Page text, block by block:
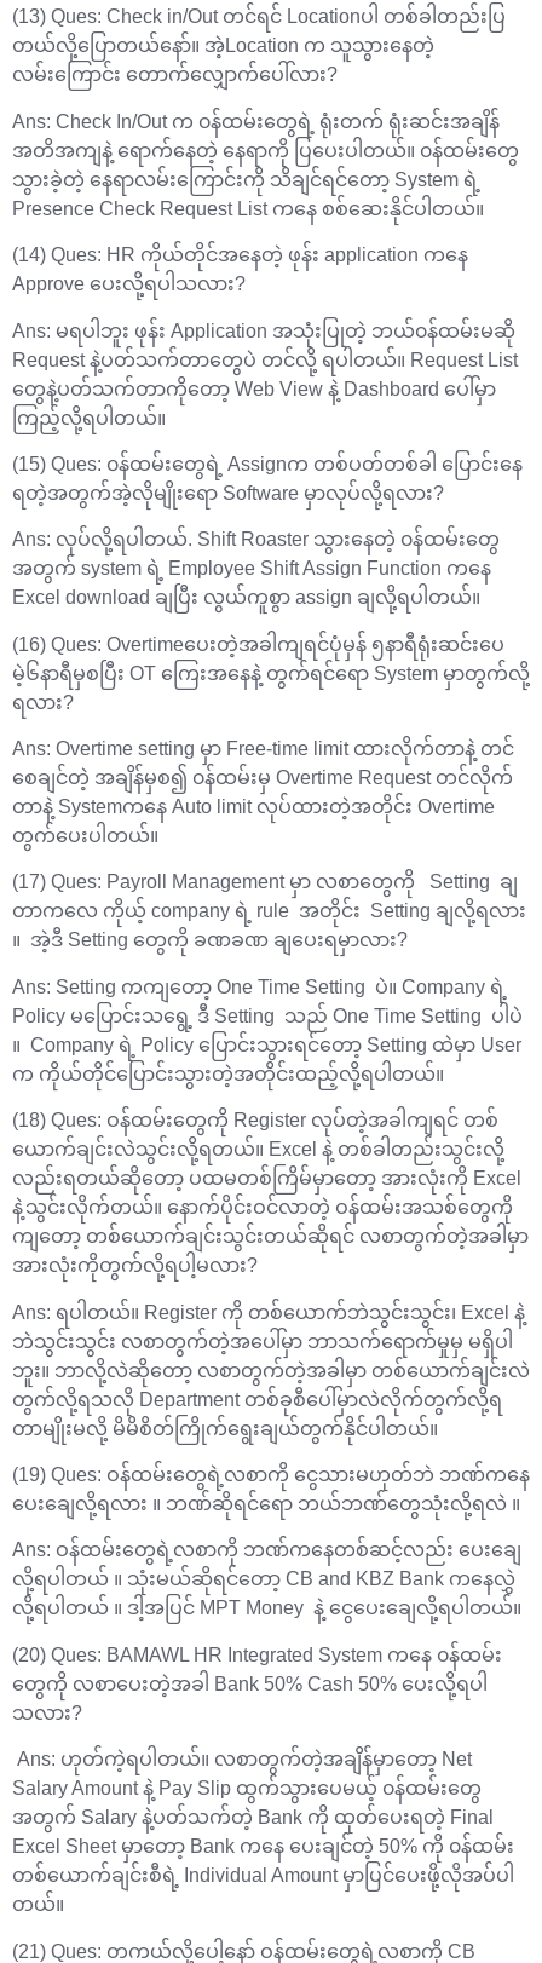
(13) Ques: Check in/Out တင်ရင် Locationပါ တစ်ခါတည်းပြ
တယ်လို့ပြောတယ်နော်။ အဲ့Location က သူသွားနေတဲ့
လမ်းကြောင်း တောက်လျှောက်ပေါ်လား?
Ans: Check In/Out က ၀န်ထမ်းတွေရဲ့ ရုံးတက် ရုံးဆင်းအချိန်
အတိအကျနဲ့ ရောက်နေတဲ့ နေရာကို ပြပေးပါတယ်။ ၀န်ထမ်းတွေ
သွားခဲ့တဲ့ နေရာလမ်းကြောင်းကို သိချင်ရင်တော့ System ရဲ့
Presence Check Request List ကနေ စစ်ဆေးနိုင်ပါတယ်။
(14) Ques: HR ကိုယ်တိုင်အနေတဲ့ ဖုန်း application ကနေ
Approve ပေးလို့ရပါသလား?
Ans: မရပါဘူး ဖုန်း Application အသုံးပြုတဲ့ ဘယ်၀န်ထမ်းမဆို
Request နဲ့ပတ်သက်တာတွေပဲ တင်လို့ ရပါတယ်။ Request List
တွေနဲ့ပတ်သက်တာကိုတော့ Web View နဲ့ Dashboard ပေါ်မှာ
ကြည့်လို့ရပါတယ်။
(15) Ques: ၀န်ထမ်းတွေရဲ့ Assignက တစ်ပတ်တစ်ခါ ပြောင်းနေ
ရတဲ့အတွက်အဲ့လိုမျိုး‌ရော Software မှာလုပ်လို့ရလား?
Ans: လုပ်လို့ရပါတယ်. Shift Roaster သွားနေတဲ့ ၀န်ထမ်းတွေ
အတွက် system ရဲ့ Employee Shift Assign Function ကနေ
Excel download ချပြီး လွယ်ကူစွာ assign ချလို့ရပါတယ်။
(16) Ques: Overtimeပေးတဲ့အခါကျရင်ပုံမှန် ၅နာရီရုံးဆင်းပေ
မဲ့၆နာရီမှစပြီး OT ကြေးအနေနဲ့ တွက်ရင်‌ရော System မှာတွက်လို့
ရလား?
Ans: Overtime setting မှာ Free-time limit ထားလိုက်တာနဲ့ တင်
စေချင်တဲ့ အချိန်မှစ၍ ၀န်ထမ်းမှ Overtime Request တင်လိုက်
တာနဲ့ Systemကနေ Auto limit လုပ်ထားတဲ့အတိုင်း Overtime
တွက်ပေးပါတယ်။
(17) Ques: Payroll Management မှာ လစာတွေကို Setting ချ
တာကလေ ကိုယ့် company ရဲ့ rule အတိုင်း Setting ချလို့ရလား
။ အဲ့ဒီ Setting တွေကို ခဏခဏ ချ‌‌ပေးရမှာလား?
Ans: Setting ကကျတော့ One Time Setting ပဲ။ Company ရဲ့
Policy မပြောင်းသရွေ့ ဒီ Setting သည် One Time Setting ပါပဲ
။ Company ရဲ့ Policy ပြောင်းသွားရင်တော့ Setting ထဲမှာ User
က ကိုယ်တိုင်ပြောင်းသွားတဲ့အတိုင်းထည့်လို့ရပါတယ်။
(18) Ques: ဝန်ထမ်းတွေကို Register လုပ်တဲ့အခါကျရင် တစ်
ယောက်ချင်းလဲသွင်းလို့ရတယ်။ Excel နဲ့ တစ်ခါတည်းသွင်းလို့
လည်းရတယ်ဆိုတော့ ပထမတစ်ကြိမ်မှာတော့ အားလုံးကို Excel
နဲ့သွင်းလိုက်တယ်။ နောက်ပိုင်းဝင်လာတဲ့ ဝန်ထမ်းအသစ်တွေကို
ကျတော့ တစ်ယောက်ချင်းသွင်းတယ်ဆိုရင် လစာတွက်တဲ့အခါမှာ
အားလုံးကိုတွက်လို့ရပါ့မလား?
Ans: ရပါတယ်။ Register ကို တစ်ယောက်ဘဲသွင်းသွင်း၊ Excel နဲ့
ဘဲသွင်းသွင်း လစာတွက်တဲ့အပေါ်မှာ ဘာသက်ရောက်မှုမှ မရှိပါ
ဘူး။ ဘာလို့လဲဆိုတော့ လစာတွက်တဲ့အခါမှာ တစ်ယောက်ချင်းလဲ
တွက်လို့ရသလို Department တစ်ခုစီပေါ်မှာလဲလိုက်တွက်လို့ရ
တာမျိုးမလို့ မိမိစိတ်ကြိုက်ရွေးချယ်တွက်နိုင်ပါတယ်။
(19) Ques: ဝန်ထမ်းတွေရဲ့လစာကို ငွေသားမဟုတ်ဘဲ ဘဏ်ကနေ
ပေးချေလို့ရလား ။ ဘဏ်ဆိုရင်ရော ဘယ်ဘဏ်တွေသုံးလို့ရလဲ ။
‌Ans: ဝန်ထမ်းတွေရဲ့လစာကို ဘဏ်ကနေတစ်ဆင့်လည်း ပေးချေ
လို့ရပါတယ် ။ သုံးမယ်ဆိုရင်တော့ CB and KBZ Bank ကနေလွှဲ
လို့ရပါတယ် ။ ဒါ့အပြင် MPT Money နဲ့ ငွေပေးချေလို့ရပါတယ်။
(20) Ques: BAMAWL HR Integrated System ကနေ ၀န်ထမ်း
တွေကို လစာပေးတဲ့အခါ Bank 50% Cash 50% ပေးလို့ရပါ
သလား?
Ans: ဟုတ်ကဲ့ရပါတယ်။ လစာတွက်တဲ့အချိန်မှာတော့ Net
Salary Amount နဲ့ Pay Slip ထွက်သွားပေမယ့် ၀န်ထမ်းတွေ
အတွက် Salary နဲ့ပတ်သက်တဲ့ Bank ကို ထုတ်ပေးရတဲ့ Final
Excel Sheet မှာတော့ Bank ကနေ ပေးချင်တဲ့ 50% ကို ၀န်ထမ်း
တစ်ယောက်ချင်းစီရဲ့ Individual Amount မှာပြင်ပေးဖို့လိုအပ်ပါ
တယ်။
(21) Ques: တကယ်လို့ပေါ့နော် ဝန်ထမ်းတွေရဲ့လစာကို CB